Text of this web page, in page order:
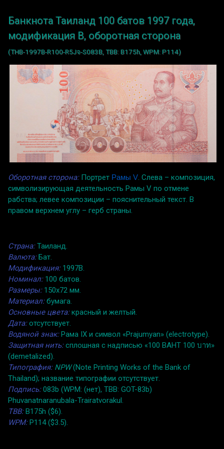
Банкнота Таиланд 100 батов 1997 года,
модификация B, оборотная сторона
(THB-1997B-R100-R5Jจ-S083B, TBB: B175h, WPM: P114)
Оборотная сторона:Портрет Рамы V. Слева – композиция,
символизирующая деятельность Рамы V по отмене
рабства; левее композиции – пояснительный текст. В
правом верхнем углу – герб страны.
Страна:Таиланд.
Валюта:Бат.
Модификация:1997B.
Номинал:100 батов.
Размеры:150x72 мм.
Материал:бумага.
Основные цвета:красный и желтый.
Дата:отсутствует.
Водяной знак:Рама IX и символ «Prajumyan» (electrotype).
Защитная нить:сплошная с надписью «100 BAHT 100 บาท»
(demetalized).
Типография: NPW(Note Printing Works of the Bank of
Thailand); название типографии отсутствует.
Подпись:083b (WPM: (нет), TBB: GOT-83b)
Phuvanatnaranubala-Trairatvorakul.
TBB:B175h ($6).
WPM:P114 ($3.5).